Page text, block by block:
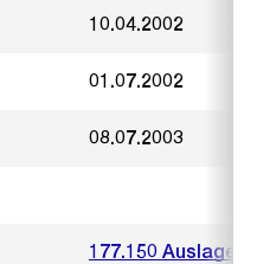
10.04.2002
01.07.2002
08.07.2003
177.150